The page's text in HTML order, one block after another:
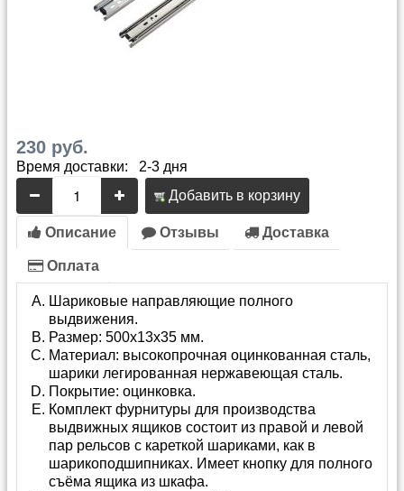
230 руб.
Время доставки: 2-3 дня
Добавить в корзину
Описание Отзывы Доставка
Оплата
Шариковые направляющие полного
выдвижения.
Размер: 500х13х35 мм.
Материал: высокопрочная оцинкованная сталь,
шарики легированная нержавеющая сталь.
Покрытие: оцинковка.
Комплект фурнитуры для производства
выдвижных ящиков состоит из правой и левой
пар рельсов с кареткой шариками, как в
шарикоподшипниках. Имеет кнопку для полного
съёма ящика из шкафа.